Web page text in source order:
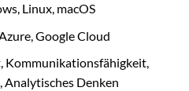
Linux, macOS
Google Cloud
Kommunikationsfähigkeit,
Denken